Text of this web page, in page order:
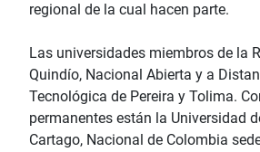
regional de la cual hacen parte.
Las universidades miembros de la
Quindío, Nacional Abierta y a
Tecnológica de Pereira y Tolima.
permanentes están la Universidad
Cartago, Nacional de Colombia